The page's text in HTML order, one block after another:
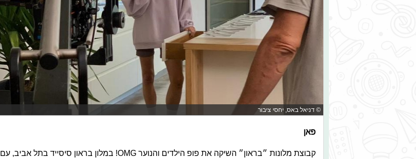
© דניאל באס, יחסי ציבור
פאן
קבוצת מלונות ״בראון״ השיקה את פופ הילדים והנוער OMG! במלון בראון סיסייד בתל אביב, עם